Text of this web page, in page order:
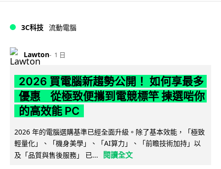
3C科技 流動電腦
Lawton 1 日
2026 買電腦新趨勢公開！ 如何享最多
優惠 從極致便攜到電競標竿 揀選啱你
的高效能 PC
2026 年的電腦選購基準已經全面升級。除了基本效能，「極致
輕量化」、「機身美學」、「AI算力」、「前瞻技術加持」以
及「品質與售後服務」 已...
閱讀全文